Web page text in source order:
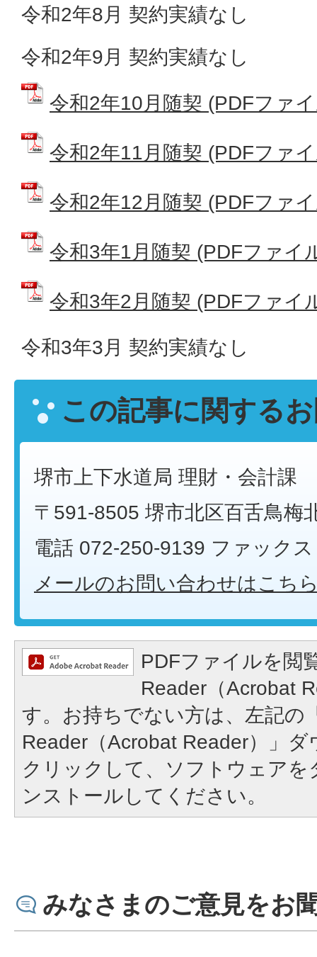
令和2年8月 契約実績なし
令和2年9月 契約実績なし
令和2年10月随契 (PDFファ
令和2年11月随契 (PDFファ
令和2年12月随契 (PDFファ
令和3年1月随契 (PDFファイ
令和3年2月随契 (PDFファイ
令和3年3月 契約実績なし
この記事に関する
堺市上下水道局 理財・会計課
〒591-8505 堺市北区百舌鳥梅
電話 072-250-9139 ファック
メールのお問い合わせはこち
PDFファイルを閲
Reader（Acrobat
す。お持ちでない方は、左記の
Reader（Acrobat Reader）」
クリックして、ソフトウェア
ンストールしてください。
みなさまのご意見をお